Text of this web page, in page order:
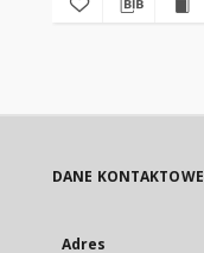
DANE KONTAKTOWE
Adres